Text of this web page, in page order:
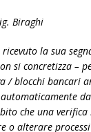
Biraghi
la sua
si concretizza –
/ blocchi bancari
che una
o alterare